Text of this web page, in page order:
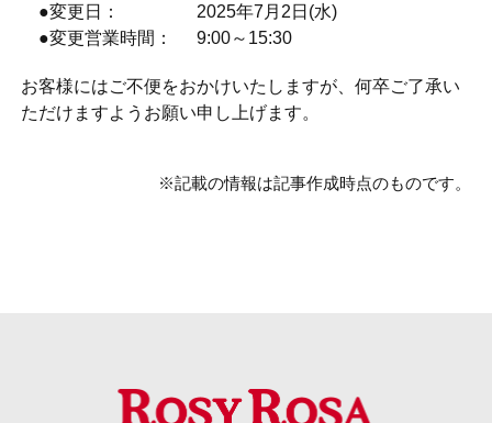
●変更日：
2025年7月2日(水)
●変更営業時間：
9:00～15:30
お客様にはご不便をおかけいたしますが、何卒ご了承い
ただけますようお願い申し上げます。
※記載の情報は記事作成時点のものです。